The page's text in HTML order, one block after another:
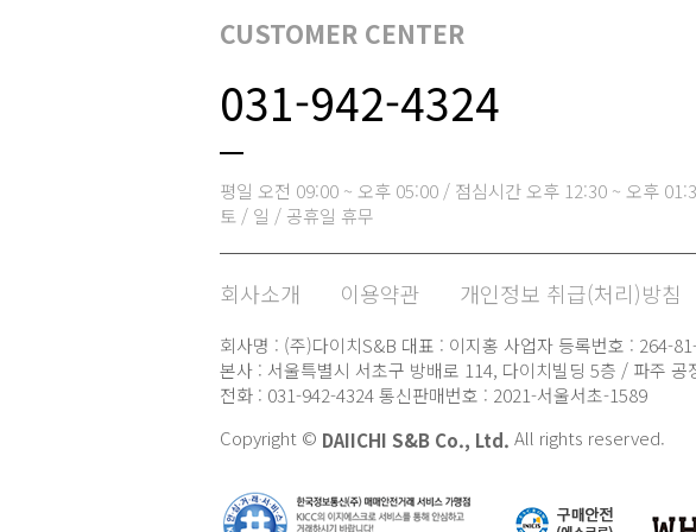
CUSTOMER CENTER
031-942-4324
평일 오전 09:00 ~ 오후 05:00 / 점심시간 오후 12:30 ~ 오후
토 / 일 / 공휴일 휴무
회사소개 이용약관 개인정보 취급(처리)방침
회사명 : (주)다이치S&B 대표 : 이지홍 사업자 등록번호 : 264-
본사 : 서울특별시 서초구 방배로 114, 다이치빌딩 5층 / 파주
전화 : 031-942-4324 통신판매번호 : 2021-서울서초-1589
Copyright © DAIICHI S&B Co., Ltd. All rights reserved.